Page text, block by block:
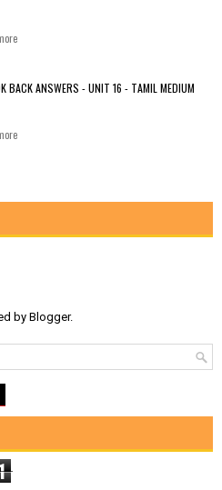
BACK ANSWERS - UNIT 16 - TAMIL MEDIUM
byBlogger.